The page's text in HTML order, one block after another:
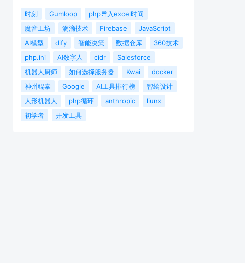
时刻 Gumloop
php导入excel时间
魔音工坊
滴滴技术 Firebase
JavaScript
AI模型
dify 智能决策 数据仓库
360技术
php.ini
AI数字人 cidr
Salesforce
机器人厨师
如何选择服务器 Kwai
docker
神州鲲泰
Google AI工具排行榜
智绘设计
人形机器人
php循环 anthropic
liunx
初学者
开发工具